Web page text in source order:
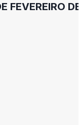
FEVEREIRO